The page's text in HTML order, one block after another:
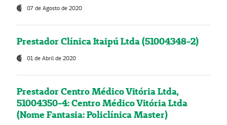
07 de Agosto de 2020
Prestador Clínica Itaipú Ltda (51004348-2)
01 de Abril de 2020
Prestador Centro Médico Vitória Ltda,
51004350-4: Centro Médico Vitória Ltda
(Nome Fantasia: Policlínica Master)